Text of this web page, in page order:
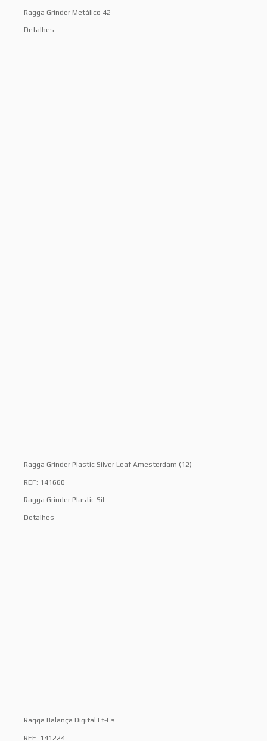
Ragga Grinder Metálico 42
Detalhes
Ragga Grinder Plastic Silver Leaf Amesterdam (12)
REF: 141660
Ragga Grinder Plastic Sil
Detalhes
Ragga Balança Digital Lt-Cs
REF: 141224